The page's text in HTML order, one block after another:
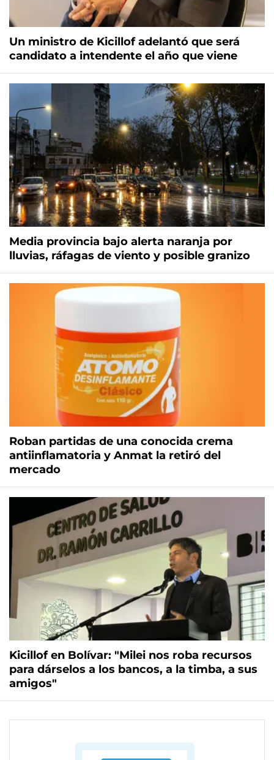
Un ministro de Kicillof adelantó que será
candidato a intendente el año que viene
Media provincia bajo alerta naranja por
lluvias, ráfagas de viento y posible granizo
Roban partidas de una conocida crema
antiinflamatoria y Anmat la retiró del
mercado
Kicillof en Bolívar: "Milei nos roba recursos
para dárselos a los bancos, a la timba, a sus
amigos"